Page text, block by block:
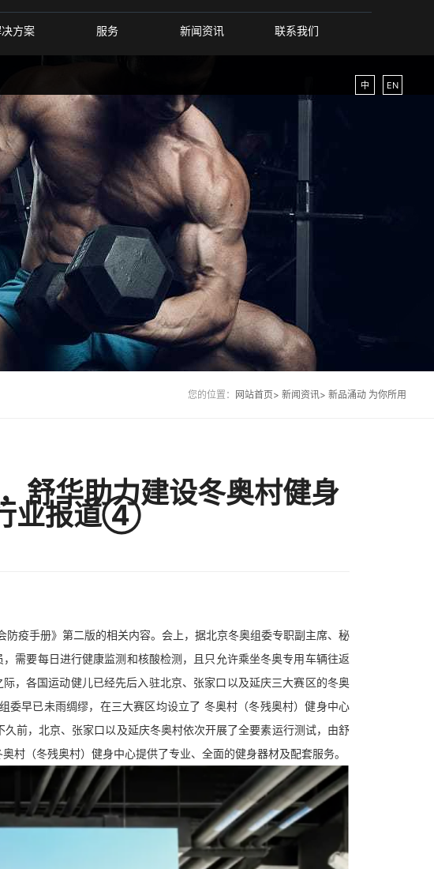
方案 服务 新闻资讯 联系我们
中 EN
您的位置： 网站首页> 新闻资讯> 新品涌动 为你所用
舒华助力建设冬奥村健身
业报道④
疫手册》第二版的相关内容。会上，据北京冬奥组委专职副主席、秘
需要每日进行健康监测和核酸检测，且只允许乘坐冬奥专用车辆往返
，各国运动健儿已经先后入驻北京、张家口以及延庆三大赛区的冬奥
早已未雨绸缪，在三大赛区均设立了 冬奥村（冬残奥村）健身中心
前，北京、张家口以及延庆冬奥村依次开展了全要素运行测试，由舒
（冬残奥村）健身中心提供了专业、全面的健身器材及配套服务。